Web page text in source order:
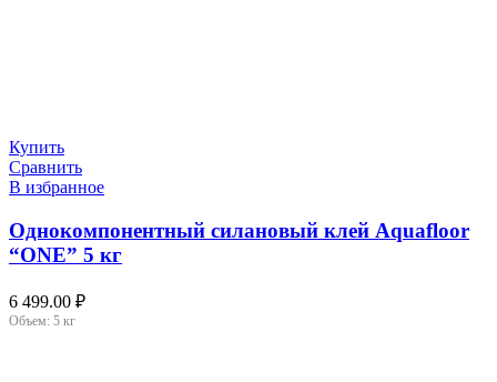
Купить
Сравнить
В избранное
Однокомпонентный силановый клей Aquafloor
“ONE” 5 кг
6 499.00 ₽
Объем: 5 кг